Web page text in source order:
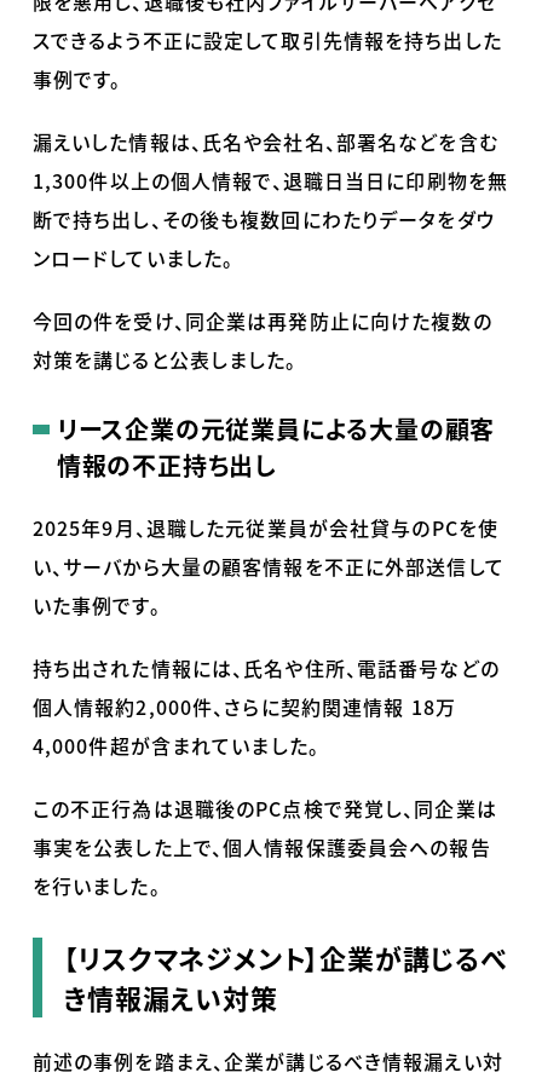
スできるよう不正に設定して取引先情報を持ち出した
事例です。
漏えいした情報は、氏名や会社名、部署名などを含む
1,300件以上の個人情報で、退職日当日に印刷物を無
断で持ち出し、その後も複数回にわたりデータをダウ
ンロードしていました。
今回の件を受け、同企業は再発防止に向けた複数の
対策を講じると公表しました。
リース企業の元従業員による大量の顧客
情報の不正持ち出し
2025年9月、退職した元従業員が会社貸与のPCを使
い、サーバから大量の顧客情報を不正に外部送信して
いた事例です。
持ち出された情報には、氏名や住所、電話番号などの
個人情報約2,000件、さらに契約関連情報 18万
4,000件超が含まれていました。
この不正行為は退職後のPC点検で発覚し、同企業は
事実を公表した上で、個人情報保護委員会への報告
を行いました。
【リスクマネジメント】企業が講じるべ
き情報漏えい対策
前述の事例を踏まえ、企業が講じるべき情報漏えい対